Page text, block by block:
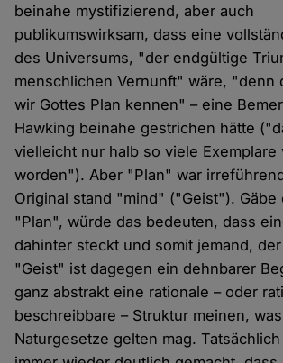
beinahe mystifizierend, aber auch
publikumswirksam, dass eine
des Universums, "der endgültige
menschlichen Vernunft" wäre, "denn
wir Gottes Plan kennen" – eine
Hawking beinahe gestrichen hätte
vielleicht nur halb so viele Exemplare
worden"). Aber "Plan" war
Original stand "mind" ("Geist"). Gäbe
"Plan", würde das bedeuten, dass
dahinter steckt und somit jemand,
"Geist" ist dagegen ein dehnbarer
ganz abstrakt eine rationale – oder
beschreibbare – Struktur meinen,
Naturgesetze gelten mag.